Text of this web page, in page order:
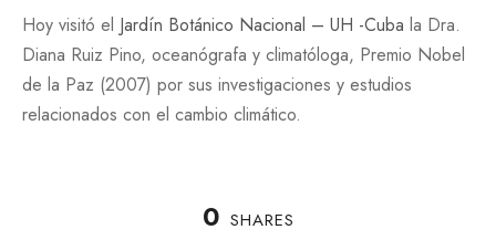
Hoy visitó el Jardín Botánico Nacional – UH -Cuba la Dra.
Diana Ruiz Pino, oceanógrafa y climatóloga, Premio Nobel
de la Paz (2007) por sus investigaciones y estudios
relacionados con el cambio climático.
0 SHARES